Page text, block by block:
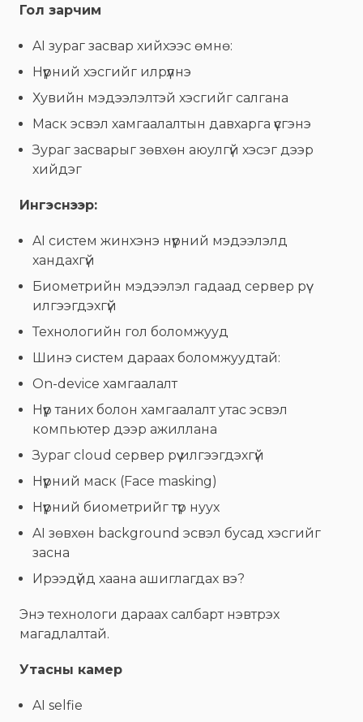
Гол зарчим
AI зураг засвар хийхээс өмнө:
Нүүрний хэсгийг илрүүлнэ
Хувийн мэдээлэлтэй хэсгийг салгана
Маск эсвэл хамгаалалтын давхарга үүсгэнэ
Зураг засварыг зөвхөн аюулгүй хэсэг дээр
хийдэг
Ингэснээр:
AI систем жинхэнэ нүүрний мэдээлэлд
хандахгүй
Биометрийн мэдээлэл гадаад сервер рүү
илгээгдэхгүй
Технологийн гол боломжууд
Шинэ систем дараах боломжуудтай:
On-device хамгаалалт
Нүүр таних болон хамгаалалт утас эсвэл
компьютер дээр ажиллана
Зураг cloud сервер рүү илгээгдэхгүй
Нүүрний маск (Face masking)
Нүүрний биометрийг түр нуух
AI зөвхөн background эсвэл бусад хэсгийг
засна
Ирээдүйд хаана ашиглагдах вэ?
Энэ технологи дараах салбарт нэвтрэх
магадлалтай.
Утасны камер
AI selfie